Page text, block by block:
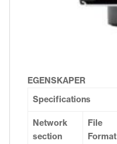
EGENSKAPER
Specifications
Network
section
File
Format